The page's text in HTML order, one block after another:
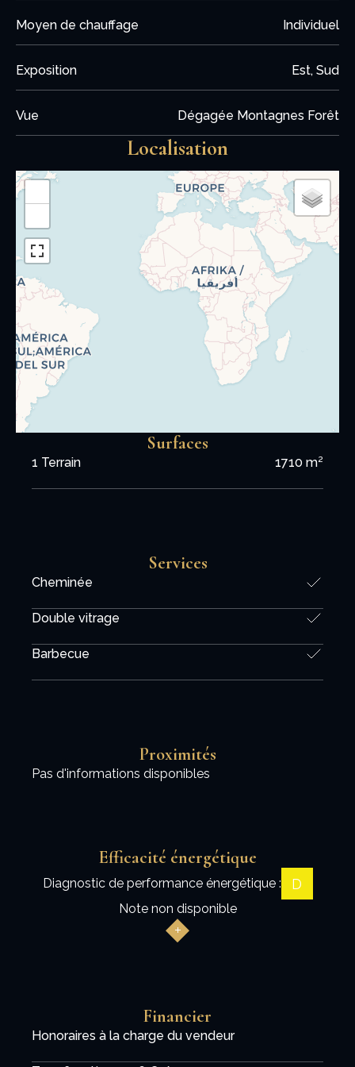
Moyen de chauffage Individuel
Exposition Est, Sud
Vue Dégagée Montagnes Forêt
Localisation
Surfaces
1 Terrain 1710 m²
Services
Cheminée
Double vitrage
Barbecue
Proximités
Pas d'informations disponibles
Efficacité énergétique
Diagnostic de performance énergétique : D
Note non disponible
Financier
Honoraires à la charge du vendeur